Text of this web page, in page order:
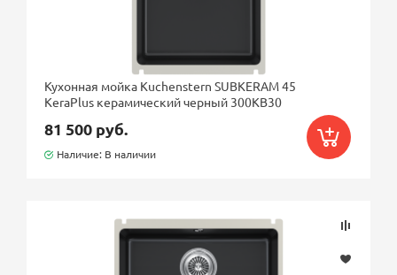
Кухонная мойка Kuchenstern SUBKERAM 45
KeraPlus керамический черный 300KB30
81 500 руб.
Наличие: В наличии